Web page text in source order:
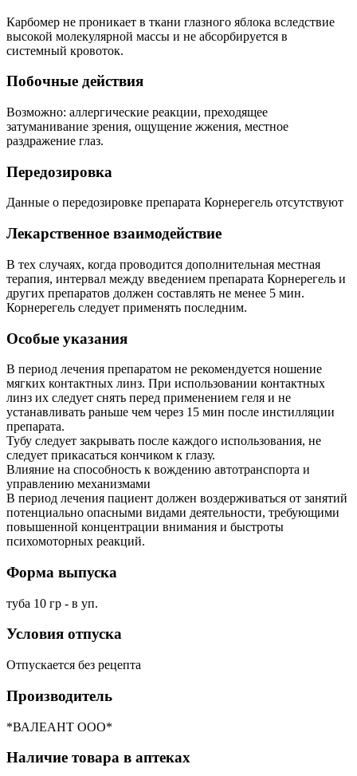
Карбомер не проникает в ткани глазного яблока вследствие
высокой молекулярной массы и не абсорбируется в
системный кровоток.
Побочные действия
Возможно: аллергические реакции, преходящее
затуманивание зрения, ощущение жжения, местное
раздражение глаз.
Передозировка
Данные о передозировке препарата Корнерегель отсутствуют
Лекарственное взаимодействие
В тех случаях, когда проводится дополнительная местная
терапия, интервал между введением препарата Корнерегель и
других препаратов должен составлять не менее 5 мин.
Корнерегель следует применять последним.
Особые указания
В период лечения препаратом не рекомендуется ношение
мягких контактных линз. При использовании контактных
линз их следует снять перед применением геля и не
устанавливать раньше чем через 15 мин после инстилляции
препарата.
Тубу следует закрывать после каждого использования, не
следует прикасаться кончиком к глазу.
Влияние на способность к вождению автотранспорта и
управлению механизмами
В период лечения пациент должен воздерживаться от занятий
потенциально опасными видами деятельности, требующими
повышенной концентрации внимания и быстроты
психомоторных реакций.
Форма выпуска
туба 10 гр - в уп.
Условия отпуска
Отпускается без рецепта
Производитель
*ВАЛЕАНТ ООО*
Наличие товара в аптеках